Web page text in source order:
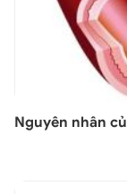
Nguyên nhân